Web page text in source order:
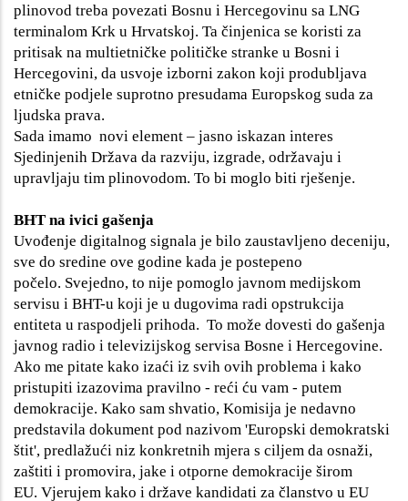
plinovod treba povezati Bosnu i Hercegovinu sa LNG
terminalom Krk u Hrvatskoj. Ta činjenica se koristi za
pritisak na multietničke političke stranke u Bosni i
Hercegovini, da usvoje izborni zakon koji produbljava
etničke podjele suprotno presudama Europskog suda za
ljudska prava.
Sada imamo novi element – jasno iskazan interes
Sjedinjenih Država da razviju, izgrade, održavaju i
upravljaju tim plinovodom. To bi moglo biti rješenje.
BHT na ivici gašenja
Uvođenje digitalnog signala je bilo zaustavljeno deceniju,
sve do sredine ove godine kada je postepeno
počelo. Svejedno, to nije pomoglo javnom medijskom
servisu i BHT-u koji je u dugovima radi opstrukcija
entiteta u raspodjeli prihoda. To može dovesti do gašenja
javnog radio i televizijskog servisa Bosne i Hercegovine.
Ako me pitate kako izaći iz svih ovih problema i kako
pristupiti izazovima pravilno - reći ću vam - putem
demokracije. Kako sam shvatio, Komisija je nedavno
predstavila dokument pod nazivom 'Europski demokratski
štit', predlažući niz konkretnih mjera s ciljem da osnaži,
zaštiti i promovira, jake i otporne demokracije širom
EU. Vjerujem kako i države kandidati za članstvo u EU